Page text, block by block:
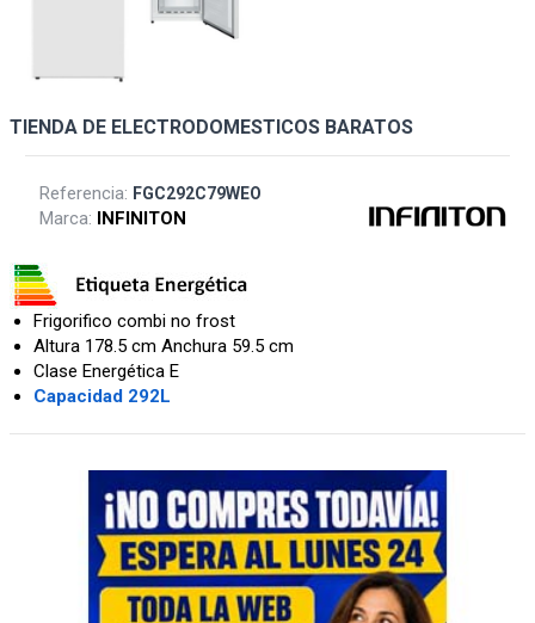
TIENDA DE ELECTRODOMESTICOS BARATOS
Referencia: FGC292C79WEO
Marca: INFINITON
Frigorifico combi no frost
Altura 178.5 cm Anchura 59.5 cm
Clase Energética E
Capacidad 292L